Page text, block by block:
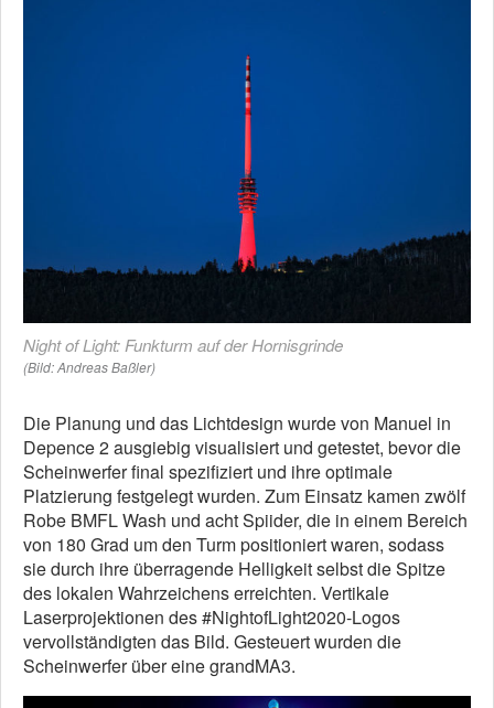
Night of Light: Funkturm auf der Hornisgrinde
(Bild: Andreas Baßler)
Die Planung und das Lichtdesign wurde von Manuel in
Depence 2 ausgiebig visualisiert und getestet, bevor die
Scheinwerfer final spezifiziert und ihre optimale
Platzierung festgelegt wurden. Zum Einsatz kamen zwölf
Robe BMFL Wash und acht Spiider, die in einem Bereich
von 180 Grad um den Turm positioniert waren, sodass
sie durch ihre überragende Helligkeit selbst die Spitze
des lokalen Wahrzeichens erreichten. Vertikale
Laserprojektionen des #NightofLight2020-Logos
vervollständigten das Bild. Gesteuert wurden die
Scheinwerfer über eine grandMA3.